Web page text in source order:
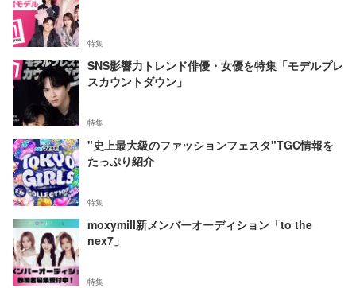
特集
SNS影響力トレンド俳優・女優を特集「モデルプレ
スカウントダウン」
特集
"史上最大級のファッションフェスタ"TGC情報を
たっぷり紹介
特集
moxymill新メンバーオーディション「to the
nex7」
特集